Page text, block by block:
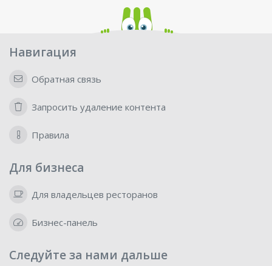
Навигация
Обратная связь
Запросить удаление контента
Правила
Для бизнеса
Для владельцев ресторанов
Бизнес-панель
Следуйте за нами дальше